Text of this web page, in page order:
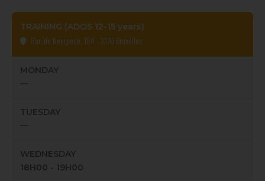
TRAINING (ADOS 12-15 years)
Rue de Neerpede, 184 - 1070 Bruxelles
MONDAY
—
TUESDAY
—
WEDNESDAY
18H00 - 19H00